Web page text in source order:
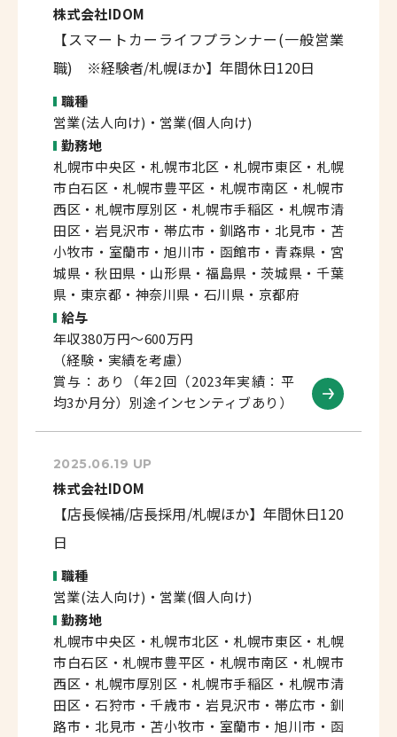
株式会社IDOM
【スマートカーライフプランナー(一般営業
職) ※経験者/札幌ほか】年間休日120日
職種
営業(法人向け)・営業(個人向け)
勤務地
札幌市中央区・札幌市北区・札幌市東区・札幌
市白石区・札幌市豊平区・札幌市南区・札幌市
西区・札幌市厚別区・札幌市手稲区・札幌市清
田区・岩見沢市・帯広市・釧路市・北見市・苫
小牧市・室蘭市・旭川市・函館市・青森県・宮
城県・秋田県・山形県・福島県・茨城県・千葉
県・東京都・神奈川県・石川県・京都府
給与
年収380万円～600万円
（経験・実績を考慮）
賞与：あり（年2回（2023年実績：平
均3か月分）別途インセンティブあり）
2025.06.19 UP
株式会社IDOM
【店長候補/店長採用/札幌ほか】年間休日120
日
職種
営業(法人向け)・営業(個人向け)
勤務地
札幌市中央区・札幌市北区・札幌市東区・札幌
市白石区・札幌市豊平区・札幌市南区・札幌市
西区・札幌市厚別区・札幌市手稲区・札幌市清
田区・石狩市・千歳市・岩見沢市・帯広市・釧
路市・北見市・苫小牧市・室蘭市・旭川市・函